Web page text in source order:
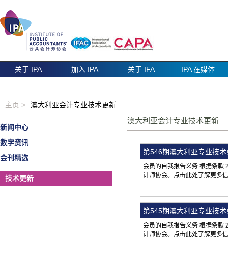
关于 IPA 加入 IPA 关于 IFA IPA 在媒体
主页 > 澳大利亚会计专业技术更新
新闻中心
数字资讯
会刊精选
技术更新
澳大利亚会计专业技术更新
第546期澳大利亚专业技
会员的自我报告义务 根据条款
计师协会。点击此处了解更多
第545期澳大利亚专业技
会员的自我报告义务 根据条款
计师协会。点击此处了解更多